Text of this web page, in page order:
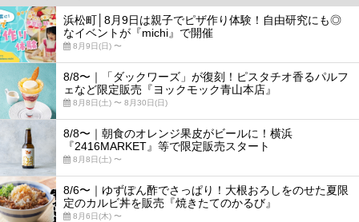
浜松町│8月9日は親子でピザ作り体験！自由研究にも◎
なイベントが『michi』で開催
8月9日(日) 〜
8/8〜｜「ダックワーズ」が復刻！ピスタチオ香るパルフ
ェなど限定販売『ヨックモック青山本店』
8月8日(土) 〜 8月30日(日)
8/8〜｜朝食のオレンジ果皮がビールに！横浜
『2416MARKET』等で限定販売スタート
8月8日(土) 〜
8/6〜｜ゆずぽん酢でさっぱり！大根おろしをのせた夏限
定のカルビ丼を販売『焼きたてのかるび』
8月6日(木) 〜